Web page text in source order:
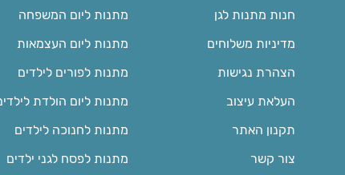
חנות מתנות לגן
מדיניות משלוחים
הצהרת נגישות
העלאת עיצוב
תקנון האתר
צור קשר
מתנות ליום המשפחה
מתנות ליום העצמאות
מתנות לפורים לילדים
מתנות ליום הולדת
מתנות לחנוכה לילדים
מתנות לפסח לגני ילדים